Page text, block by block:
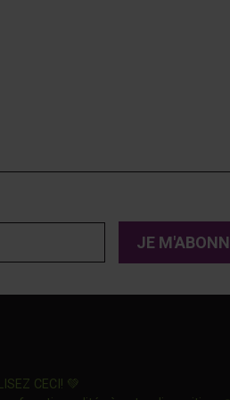
CECI! 💚